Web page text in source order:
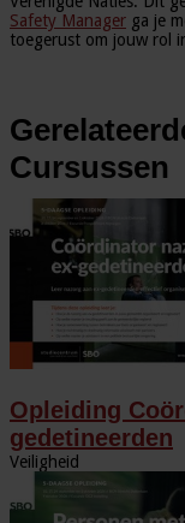
Safety Manager ga je
toegerust om jouw rol
Cursussen
Opleiding
gedetineerden
Veiligheid